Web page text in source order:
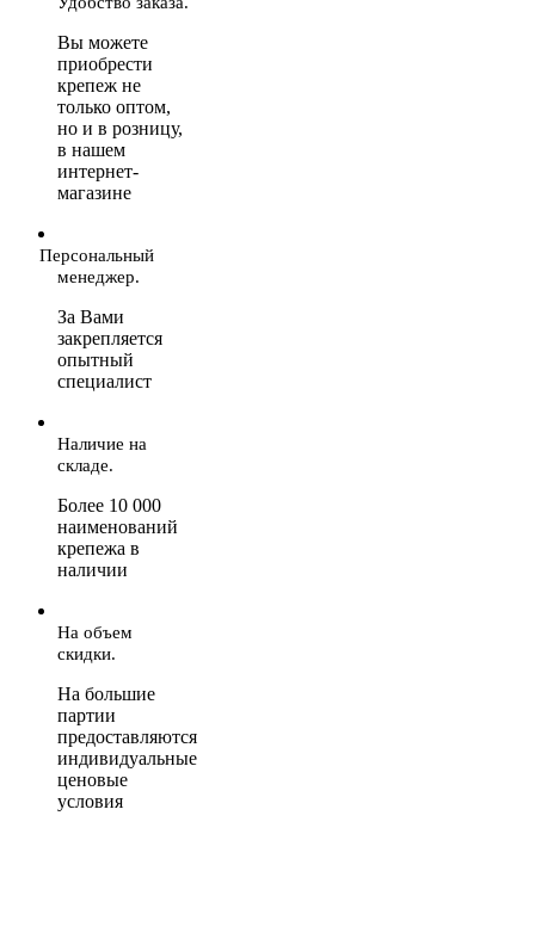
Вы можете
приобрести
крепеж не
только оптом,
но и в розницу,
в нашем
интернет-
магазине
Персональный
менеджер.
За Вами
закрепляется
опытный
специалист
Наличие на
складе.
Более 10 000
наименований
крепежа в
наличии
На объем
скидки.
На большие
партии
предоставляются
индивидуальные
ценовые
условия